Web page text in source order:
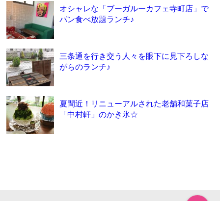
オシャレな「ブーガルーカフェ寺町店」で
パン食べ放題ランチ♪
三条通を行き交う人々を眼下に見下ろしな
がらのランチ♪
夏間近！リニューアルされた老舗和菓子店
「中村軒」のかき氷☆